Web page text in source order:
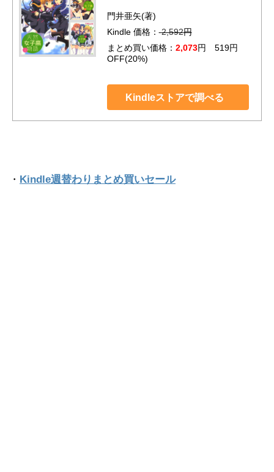
門井亜矢(著)
Kindle 価格： 2,592円
まとめ買い価格： 2,073円 519円
OFF(20%)
Kindleストアで調べる
・ Kindle週替わりまとめ買いセール